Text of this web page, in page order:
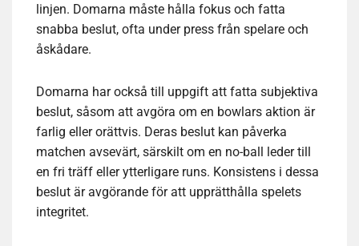
linjen. Domarna måste hålla fokus och fatta
snabba beslut, ofta under press från spelare och
åskådare.
Domarna har också till uppgift att fatta subjektiva
beslut, såsom att avgöra om en bowlars aktion är
farlig eller orättvis. Deras beslut kan påverka
matchen avsevärt, särskilt om en no-ball leder till
en fri träff eller ytterligare runs. Konsistens i dessa
beslut är avgörande för att upprätthålla spelets
integritet.